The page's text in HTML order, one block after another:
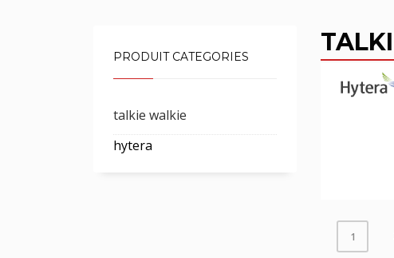
1
PRODUIT CATEGORIES
talkie walkie
hytera